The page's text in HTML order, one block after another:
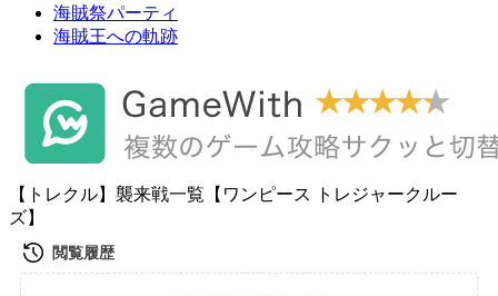
海賊祭パーティ
海賊王への軌跡
【トレクル】襲来戦一覧【ワンピース トレジャークルー
ズ】